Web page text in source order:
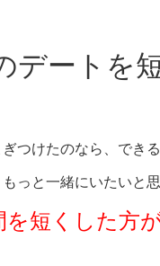
ートを
つけたのなら、でき
っと一緒にいたいと
短くした方